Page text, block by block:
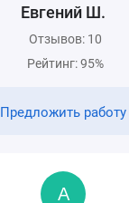
Евгений Ш.
Отзывов: 10
Рейтинг: 95%
Предложить работу